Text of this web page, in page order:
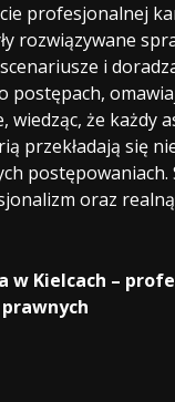
profesjonalnej
rozwiązywane
i
postępach,
wiedząc, że
przekładają się
oraz
w Kielcach –